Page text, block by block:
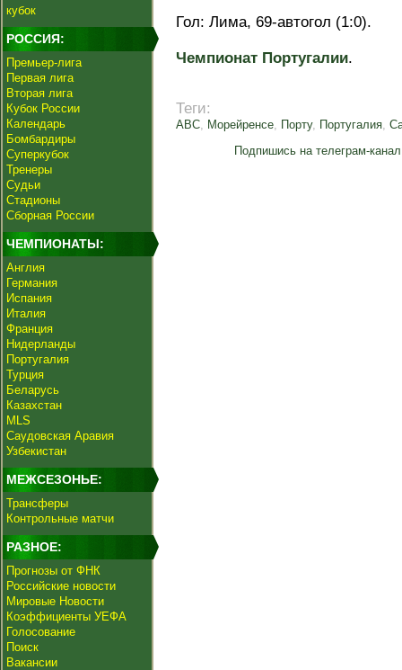
кубок
РОССИЯ:
Премьер-лига
Первая лига
Вторая лига
Кубок России
Календарь
Бомбардиры
Суперкубок
Тренеры
Судьи
Стадионы
Сборная России
ЧЕМПИОНАТЫ:
Англия
Германия
Испания
Италия
Франция
Нидерланды
Португалия
Турция
Беларусь
Казахстан
MLS
Саудовская Аравия
Узбекистан
МЕЖСЕЗОНЬЕ:
Трансферы
Контрольные матчи
РАЗНОЕ:
Прогнозы от ФНК
Российские новости
Мировые Новости
Коэффициенты УЕФА
Голосование
Поиск
Вакансии
Гол: Лима, 69-автогол (1:0).
Чемпионат Португалии.
Теги:
АВС, Морейренсе, Порту, Португалия,
Подпишись на телеграм-